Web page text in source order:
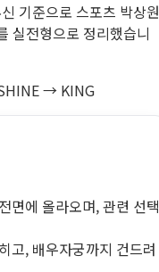
기준으로 스포츠 박상원
실전형으로 정리했습니
→ KING
면에 올라오며, 관련 선택
고, 배우자궁까지 건드려